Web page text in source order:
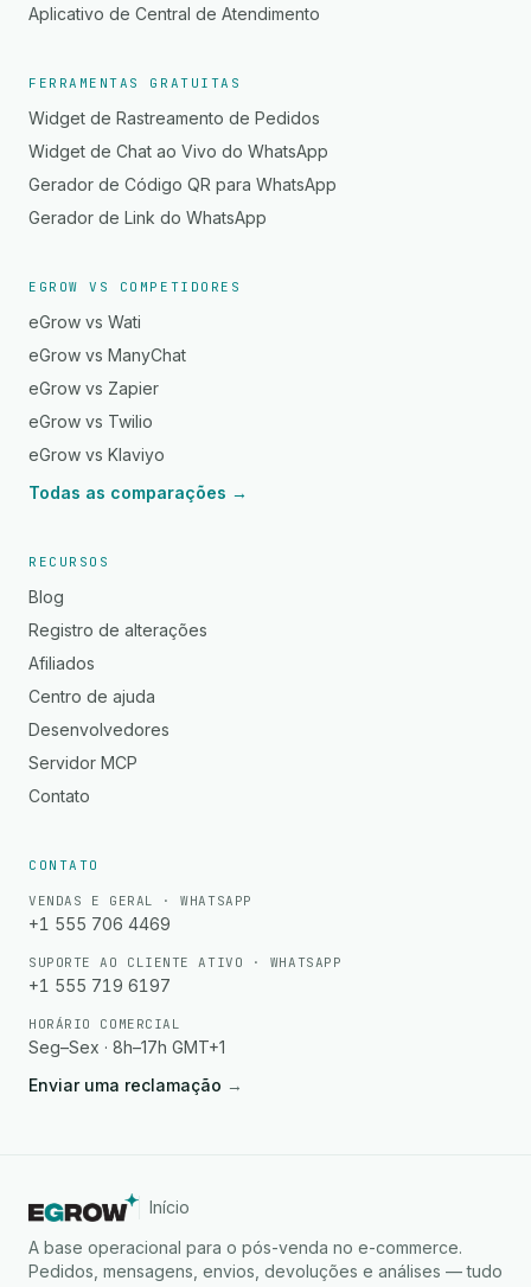
Aplicativo de Central de Atendimento
FERRAMENTAS GRATUITAS
Widget de Rastreamento de Pedidos
Widget de Chat ao Vivo do WhatsApp
Gerador de Código QR para WhatsApp
Gerador de Link do WhatsApp
EGROW VS COMPETIDORES
eGrow vs Wati
eGrow vs ManyChat
eGrow vs Zapier
eGrow vs Twilio
eGrow vs Klaviyo
Todas as comparações →
RECURSOS
Blog
Registro de alterações
Afiliados
Centro de ajuda
Desenvolvedores
Servidor MCP
Contato
CONTATO
VENDAS E GERAL · WHATSAPP
+1 555 706 4469
SUPORTE AO CLIENTE ATIVO · WHATSAPP
+1 555 719 6197
HORÁRIO COMERCIAL
Seg–Sex · 8h–17h GMT+1
Enviar uma reclamação →
Início
A base operacional para o pós-venda no e-commerce.
Pedidos, mensagens, envios, devoluções e análises — tudo